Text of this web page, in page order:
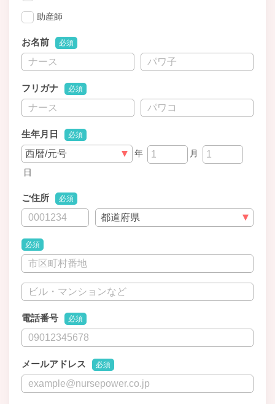
助産師
お名前 必須
フリガナ 必須
生年月日 必須
年
月
日
ご住所 必須
必須
電話番号 必須
メールアドレス 必須